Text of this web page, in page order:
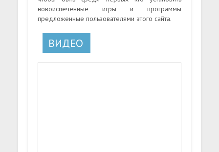
новоиспеченные игры и программы
предложенные пользователями этого сайта.
ВИДЕО